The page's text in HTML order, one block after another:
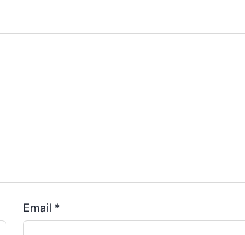
Email *